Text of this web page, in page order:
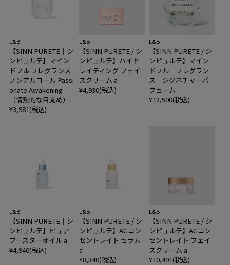
L&B
【SINN PURETE｜シ
ンピュルテ】マイン
ドフル フレグランス
ノンアルコール Passi
onate Awakening
（情熱的な目覚め）
¥3,981(税込)
L&B
【SINN PURETE / シ
ンピュルテ】ハイド
レイティング フェイ
スクリーム a
¥4,930(税込)
L&B
【SINN PURETE / シ
ンピュルテ】マイン
ドフル フレグラン
ス シグネチャーパ
フューム
¥12,500(税込)
L&B
【SINN PURETE｜シ
ンピュルテ】ピュア
ブースターオイル a
¥4,940(税込)
L&B
【SINN PURETE / シ
ンピュルテ】AGコン
セントレイト セラム
a
¥8,340(税込)
L&B
【SINN PURETE / シ
ンピュルテ】AGコン
セントレイト フェイ
スクリーム a
¥10,491(税込)